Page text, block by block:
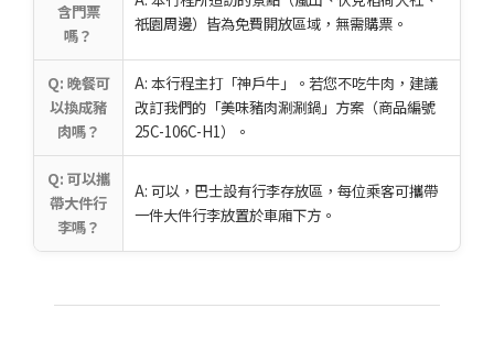
含門票
嗎？
祇園周邊）皆為免費開放區域，無需購票。
Q: 晚餐可
以換成豬
肉嗎？
A: 本行程主打「神戶牛」。若您不吃牛肉，建議
改訂我們的「美味豬肉涮涮鍋」方案（商品編號
25C-106C-H1）。
Q: 可以攜
帶大件行
李嗎？
A: 可以，巴士設有行李存放區，每位乘客可攜帶
一件大件行李放置於車廂下方。